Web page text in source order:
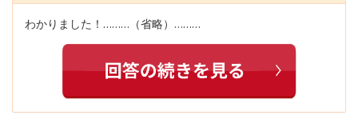
わかりました！………（省略）………